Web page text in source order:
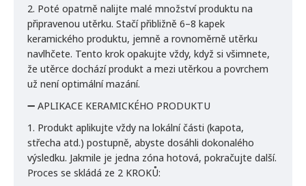
2. Poté opatrně nalijte malé množství produktu na
připravenou utěrku. Stačí přibližně 6–8 kapek
keramického produktu, jemně a rovnoměrně utěrku
navlhčete. Tento krok opakujte vždy, když si všimnete,
že utěrce dochází produkt a mezi utěrkou a povrchem
už není optimální mazání.
➖ APLIKACE KERAMICKÉHO PRODUKTU
1. Produkt aplikujte vždy na lokální části (kapota,
střecha atd.) postupně, abyste dosáhli dokonalého
výsledku. Jakmile je jedna zóna hotová, pokračujte další.
Proces se skládá ze 2 KROKŮ: